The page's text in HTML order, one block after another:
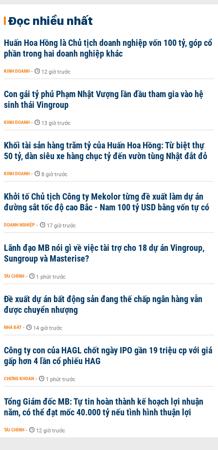
Đọc nhiều nhất
Huấn Hoa Hồng là Chủ tịch doanh nghiệp vốn 100 tỷ, góp cổ
phần trong hai doanh nghiệp khác
KINH DOANH - 12 giờ trước
Con gái tỷ phú Phạm Nhật Vượng lần đầu tham gia vào hệ
sinh thái Vingroup
KINH DOANH - 13 giờ trước
Khối tài sản hàng trăm tỷ của Huấn Hoa Hồng: Từ biệt thự
50 tỷ, dàn siêu xe hàng chục tỷ đến vườn tùng Nhật đắt đỏ
KINH DOANH - 8 giờ trước
Khởi tố Chủ tịch Công ty Mekolor từng đề xuất làm dự án
đường sắt tốc độ cao Bắc - Nam 100 tỷ USD bằng vốn tự có
DOANH NGHIỆP - 17 giờ trước
Lãnh đạo MB nói gì về việc tài trợ cho 18 dự án Vingroup,
Sungroup và Masterise?
TÀI CHÍNH - 1 phút trước
Đề xuất dự án bất động sản đang thế chấp ngân hàng vẫn
được chuyển nhượng
NHÀ ĐẤT - 14 giờ trước
Công ty con của HAGL chốt ngày IPO gần 19 triệu cp với giá
gấp hơn 4 lần cổ phiếu HAG
CHỨNG KHOÁN - 1 phút trước
Tổng Giám đốc MB: Tự tin hoàn thành kế hoạch lợi nhuận
năm, có thể đạt mốc 40.000 tỷ nếu tình hình thuận lợi
TÀI CHÍNH - 12 giờ trước